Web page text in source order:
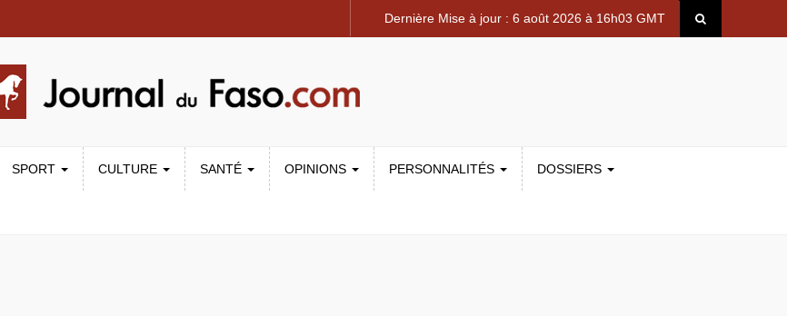
Dernière Mise à jour : 6 août 2026 à 16h03 GMT
SPORT CULTURE SANTÉ OPINIONS PERSONNALITÉS DOSSIERS